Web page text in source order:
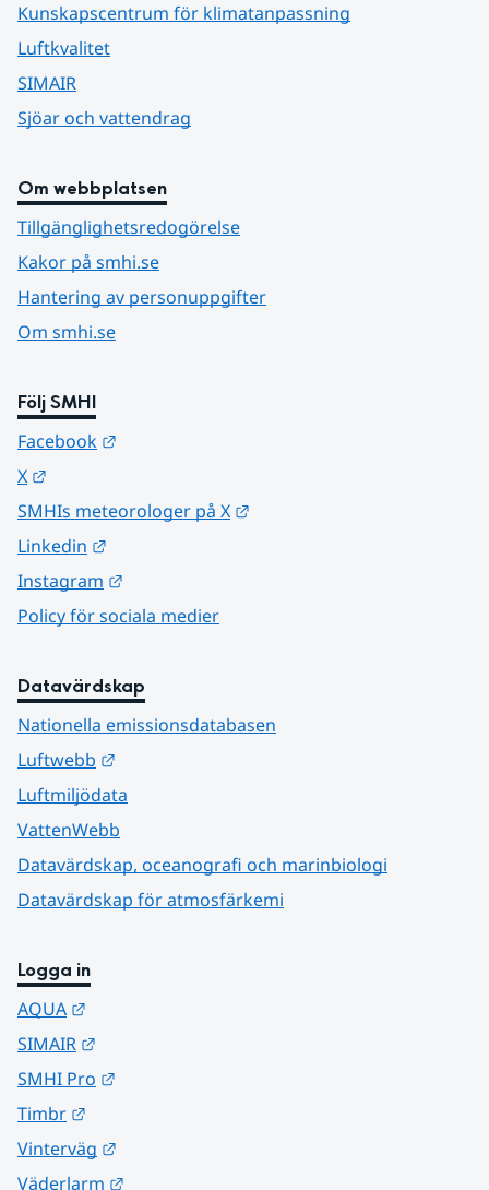
Kunskapscentrum för klimatanpassning
Luftkvalitet
SIMAIR
Sjöar och vattendrag
Om webbplatsen
Tillgänglighetsredogörelse
Kakor på smhi.se
Hantering av personuppgifter
Om smhi.se
Följ SMHI
Facebook
X
SMHIs meteorologer på X
Linkedin
Instagram
Policy för sociala medier
Datavärdskap
Nationella emissionsdatabasen
Luftwebb
Luftmiljödata
VattenWebb
Datavärdskap, oceanografi och marinbiologi
Datavärdskap för atmosfärkemi
Logga in
AQUA
SIMAIR
SMHI Pro
Timbr
Vinterväg
Väderlarm